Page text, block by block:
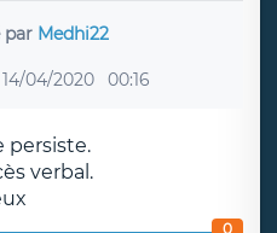
par Medhi22
14/04/2020 00:16
persiste.
verbal.
0